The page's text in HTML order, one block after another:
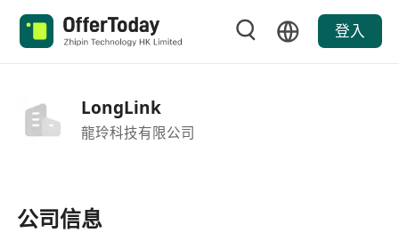
登入
LongLink
龍玲科技有限公司
公司信息